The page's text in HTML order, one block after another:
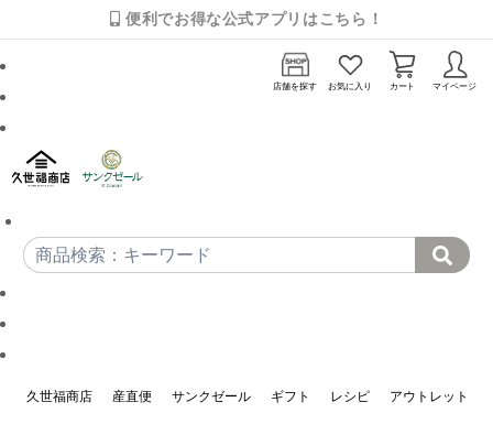
便利でお得な公式アプリはこちら！
店舗を探す お気に入り カート マイページ
久世福商店 産直便 サンクゼール ギフト レシピ アウトレット